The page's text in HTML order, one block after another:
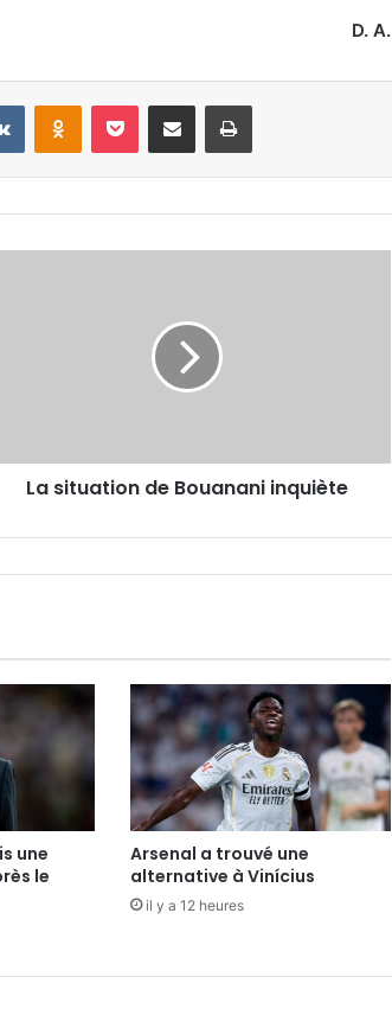
D. A.
VKontakteOdnoklassniki
Pocket Partager par email Imprimer
La situation de Bouanani inquiète
une
le
Arsenal a trouvé une
alternative à Vinícius
il y a 12 heures